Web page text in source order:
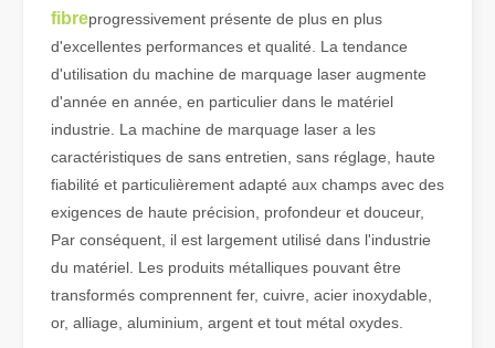
Guide 2026 : Comment les machines de découpe de tubes au laser à fibre révolutionnent la fabrication de tuyaux
Guide 2026 : Comment les machines de découpe de tubes au
fibreprogressivement présente de plus en plus
d'excellentes performances et qualité. La tendance
d'utilisation du machine de marquage laser augmente
d'année en année, en particulier dans le matériel
industrie. La machine de marquage laser a les
caractéristiques de sans entretien, sans réglage, haute
fiabilité et particulièrement adapté aux champs avec des
exigences de haute précision, profondeur et douceur,
Par conséquent, il est largement utilisé dans l'industrie
du matériel. Les produits métalliques pouvant être
transformés comprennent fer, cuivre, acier inoxydable,
or, alliage, aluminium, argent et tout métal oxydes.